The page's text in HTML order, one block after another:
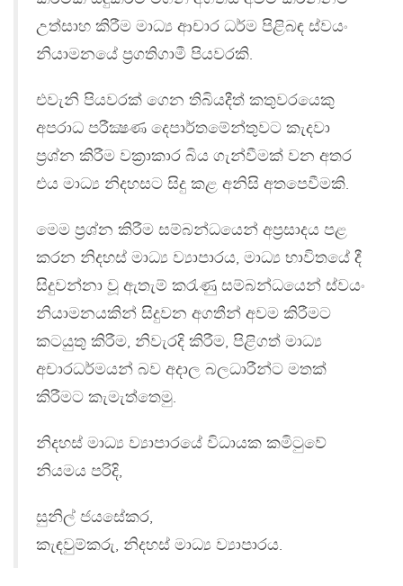
උත්සාහ කිරීම මාධ්‍ය ආචාර ධර්ම පිළිබඳ ස්වයං
නියාමනයේ ප‍්‍රගතිගාමී පියවරකි.
එවැනි පියවරක් ගෙන තිබියදීත් කතුවරයෙකු
අපරාධ පරීක්‍ෂණ දෙපාර්තමේන්තුවට කැදවා
ප‍්‍රශ්න කිරීම වක‍්‍රාකාර බිය ගැන්වීමක් වන අතර
එය මාධ්‍ය නිදහසට සිදු කළ අනිසි අතපෙවීමකි.
මෙම ප‍්‍රශ්න කිරීම සම්බන්ධයෙන් අප‍්‍රසාදය පළ
කරන නිදහස් මාධ්‍ය ව්‍යාපාරය, මාධ්‍ය භාවිතයේ දී
සිදුවන්නා වූ ඇතැම් කරැණු සම්බන්ධයෙන් ස්වයං
නියාමනයකින් සිදුවන අගතීන් අවම කිරීමට
කටයුතු කිරීම, නිවැරදි කිරීම, පිළිගත් මාධ්‍ය
අචාරධර්මයන් බව අදාල බලධාරීන්ට මතක්
කිරීමට කැමැත්තෙමු.
නිදහස් මාධ්‍ය ව්‍යාපාරයේ විධායක කමිටුවේ
නියමය පරිදි,
සුනිල් ජයසේකර,
කැඳවුම්කරු, නිදහස් මාධ්‍ය ව්‍යාපාරය.